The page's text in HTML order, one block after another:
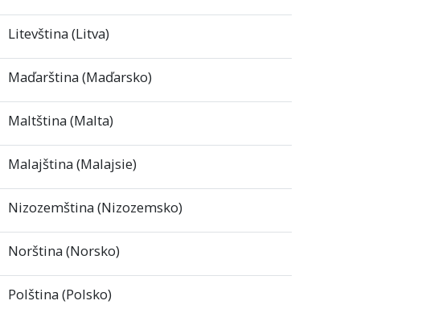
Litevština (Litva)
Maďarština (Maďarsko)
Maltština (Malta)
Malajština (Malajsie)
Nizozemština (Nizozemsko)
Norština (Norsko)
Polština (Polsko)